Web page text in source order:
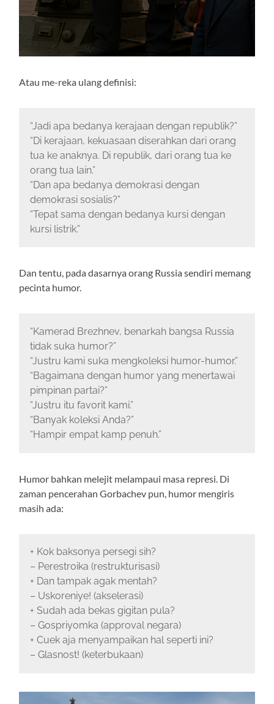
Atau me-reka ulang definisi:
“Jadi apa bedanya kerajaan dengan republik?”
“Di kerajaan, kekuasaan diserahkan dari orang
tua ke anaknya. Di republik, dari orang tua ke
orang tua lain.”
“Dan apa bedanya demokrasi dengan
demokrasi sosialis?”
“Tepat sama dengan bedanya kursi dengan
kursi listrik.”
Dan tentu, pada dasarnya orang Russia sendiri memang
pecinta humor.
“Kamerad Brezhnev, benarkah bangsa Russia
tidak suka humor?”
“Justru kami suka mengkoleksi humor-humor.”
“Bagaimana dengan humor yang menertawai
pimpinan partai?”
“Justru itu favorit kami.”
“Banyak koleksi Anda?”
“Hampir empat kamp penuh.”
Humor bahkan melejit melampaui masa represi. Di
zaman pencerahan Gorbachev pun, humor mengiris
masih ada:
+ Kok baksonya persegi sih?
– Perestroika (restrukturisasi)
+ Dan tampak agak mentah?
– Uskoreniye! (akselerasi)
+ Sudah ada bekas gigitan pula?
– Gospriyomka (approval negara)
+ Cuek aja menyampaikan hal seperti ini?
– Glasnost! (keterbukaan)